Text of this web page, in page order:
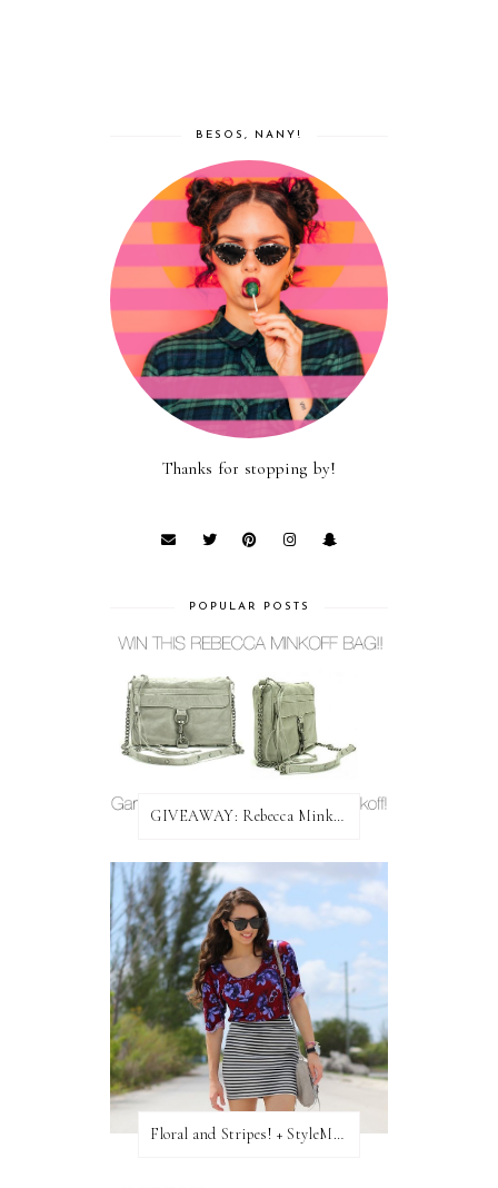
BESOS, NANY!
Thanks for stopping by!
POPULAR POSTS
GIVEAWAY: Rebecca Minkoff Bag!
Floral and Stripes! + StyleMint GIVEAWAY!